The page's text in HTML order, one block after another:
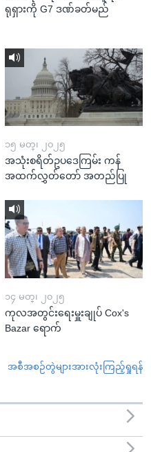
ရုရှားကို G7 ဒဏ်ခတ်မည်
၁၅ မတ္၊ ၂၀၂၅
အသုံးစရိတ်ဥပဒေကြမ်း ကန်
အထက်လွှတ်တော် အတည်ပြု
၁၄ မတ္၊ ၂၀၂၅
ကုလအတွင်းရေးမှူးချုပ် Cox's
Bazar ရောက်
အစီအစဉ်တွဲများအားလုံးကြည့်ရှုရန်